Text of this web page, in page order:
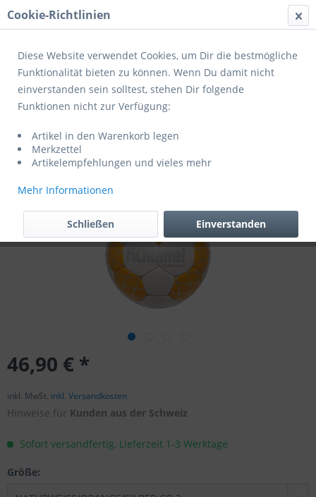
Menü
Übersicht Profihandbälle
HB
46,90 € *
inkl. MwSt. inkl. Versandkosten
Hinweise für Kunden aus der Schweiz
Sofort versandfertig, Lieferzeit 1-3 Werktage
Größe:
Cookie-Richtlinien
Diese Website verwendet Cookies, um Dir die bestmögliche
Funktionalität bieten zu können. Wenn Du damit nicht
einverstanden sein solltest, stehen Dir folgende
Funktionen nicht zur Verfügung:
Artikel in den Warenkorb legen
Merkzettel
Artikelempfehlungen und vieles mehr
Mehr Informationen
Einverstanden
Schließen